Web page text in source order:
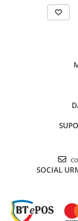
Interval de
Interval de
Interval de
Precizia măsurării
Precizia măsurării
Precizia măsurării
Precizia măsurării
SOCIAL